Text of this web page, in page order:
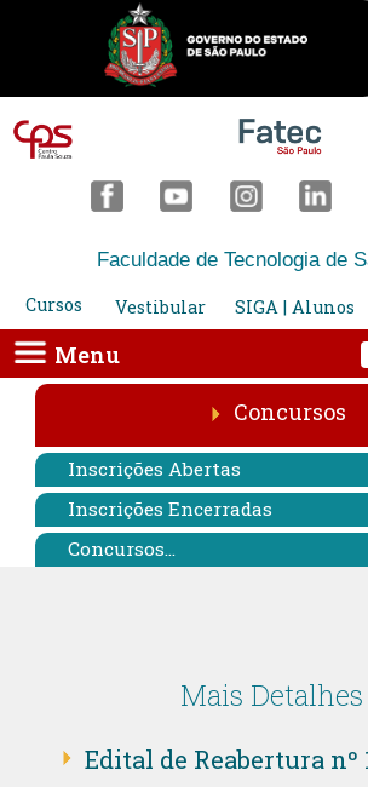
Faculdade de Tecnologia de
Cursos
Vestibular SIGA | Alunos
Menu
Concursos
Inscrições Abertas
Inscrições Encerradas
Concursos...
Mais Detalhes
Edital de Reabertura nº